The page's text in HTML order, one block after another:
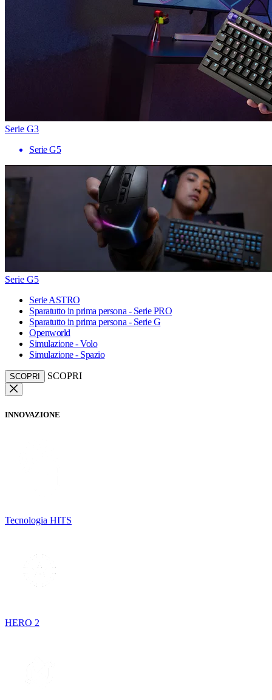
Serie G3
Serie G5
Serie G5
Serie ASTRO
Sparatutto in prima persona - Serie PRO
Sparatutto in prima persona - Serie G
Openworld
Simulazione - Volo
Simulazione - Spazio
SCOPRI SCOPRI
INNOVAZIONE
Tecnologia HITS
HERO 2